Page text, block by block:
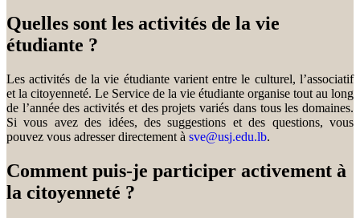
Quelles sont les activités de la vie
étudiante ?
Les activités de la vie étudiante varient entre le culturel, l’associatif
et la citoyenneté. Le Service de la vie étudiante organise tout au long
de l’année des activités et des projets variés dans tous les domaines.
Si vous avez des idées, des suggestions et des questions, vous
pouvez vous adresser directement à sve@usj.edu.lb.
Comment puis-je participer activement à
la citoyenneté ?